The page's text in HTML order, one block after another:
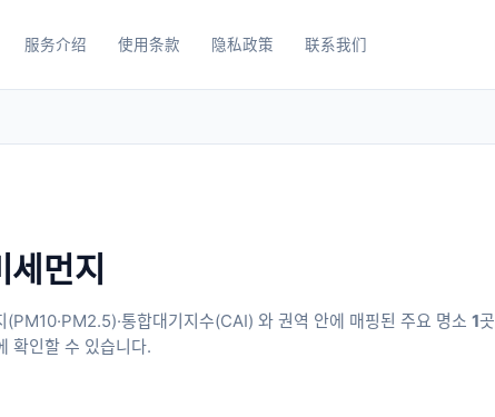
服务介绍 使用条款 隐私政策 联系我们
세먼지
(PM10·PM2.5)·통합대기지수(CAI) 와 권역 안에 매핑된 주요 명소 1곳
확인할 수 있습니다.